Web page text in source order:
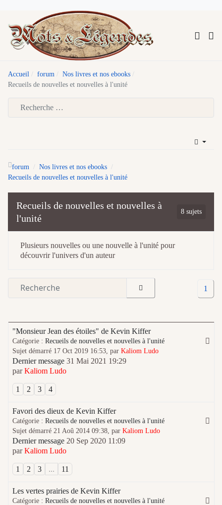
Accueil forum
Nos livres et nos ebooks
Recueils de nouvelles et nouvelles à l'unité
forum
Nos livres et nos ebooks
Recueils de nouvelles et nouvelles à l'unité
Recueils de nouvelles et nouvelles à
l'unité
8 sujets
Plusieurs nouvelles ou une nouvelle à l'unité pour
découvrir l'univers d'un auteur
1
"Monsieur Jean des étoiles" de Kevin Kiffer
Catégorie : Recueils de nouvelles et nouvelles à l'unité
Sujet démarré 17 Oct 2019 16:53, par Kaliom Ludo
Dernier message 31 Mai 2021 19:29
parKaliom Ludo
1 2 3 4
Favori des dieux de Kevin Kiffer
Catégorie : Recueils de nouvelles et nouvelles à l'unité
Sujet démarré 21 Aoû 2014 09:38, par Kaliom Ludo
Dernier message 20 Sep 2020 11:09
parKaliom Ludo
1 2 3 ... 11
Les vertes prairies de Kevin Kiffer
Catégorie : Recueils de nouvelles et nouvelles à l'unité